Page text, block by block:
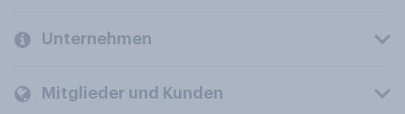
Unternehmen
Mitglieder und Kunden